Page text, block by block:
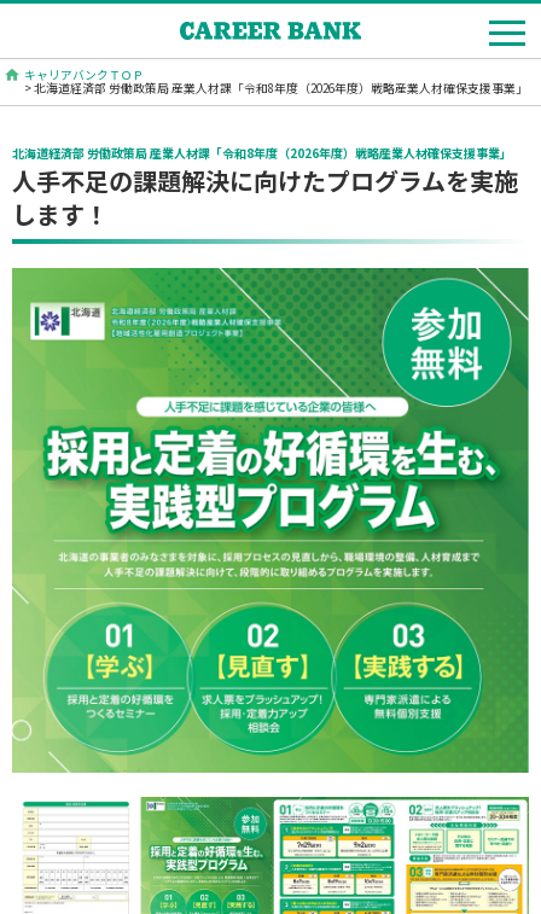
キャリアバンクＴＯＰ
> 北海道経済部 労働政策局 産業人材課「令和8年度（2026年度）戦略産業人材確保支援事業」
北海道経済部 労働政策局 産業人材課「令和8年度（2026年度）戦略産業人材確保支援事業」
人手不足の課題解決に向けたプログラムを実施
します！